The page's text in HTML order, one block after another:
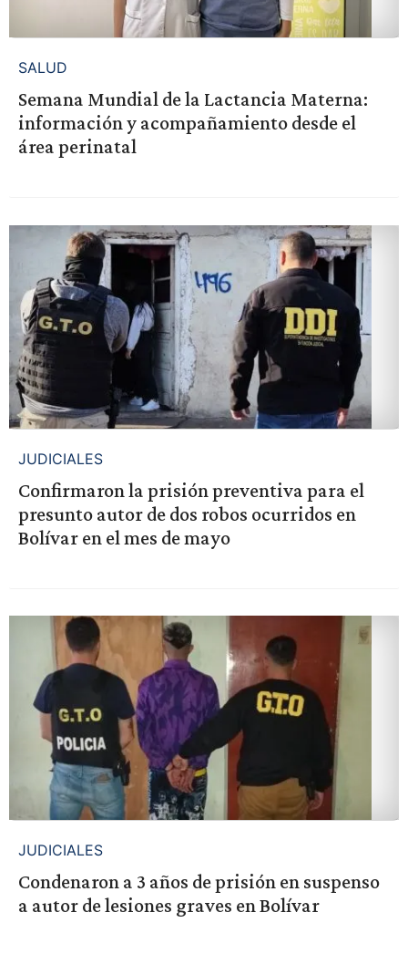
SALUD
Semana Mundial de la Lactancia Materna:
información y acompañamiento desde el
área perinatal
JUDICIALES
Confirmaron la prisión preventiva para el
presunto autor de dos robos ocurridos en
Bolívar en el mes de mayo
JUDICIALES
Condenaron a 3 años de prisión en suspenso
a autor de lesiones graves en Bolívar